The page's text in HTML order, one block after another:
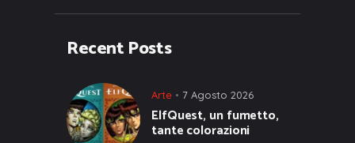
Recent Posts
Arte 7 Agosto 2026
ElfQuest, un fumetto,
tante colorazioni